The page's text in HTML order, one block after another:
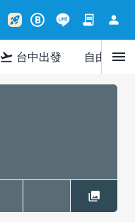
rocket_launch B contract person
flight_takeoff 台中出發 自由行menu